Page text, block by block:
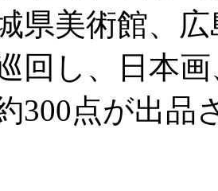
県美術館、
回し、日本
300点が出品